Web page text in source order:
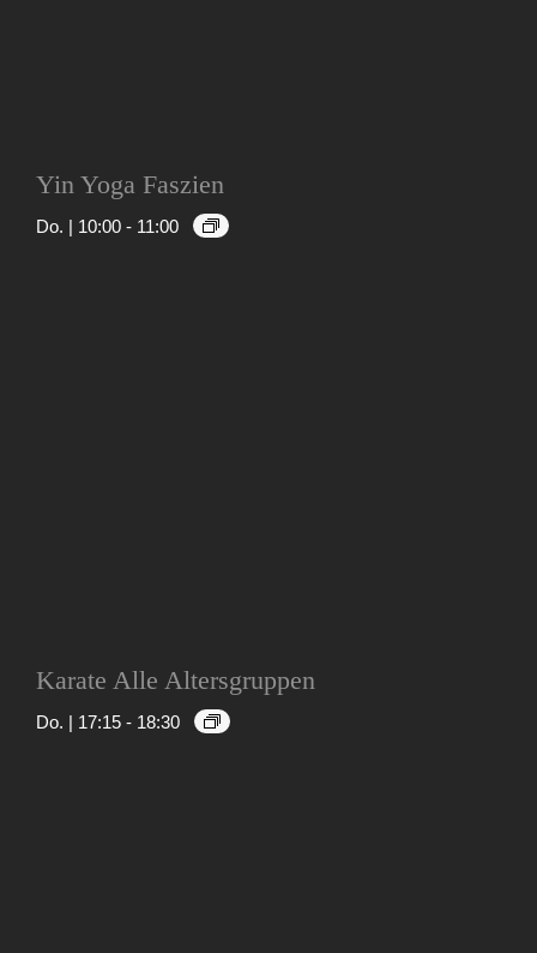
Yin Yoga Faszien
Do. | 10:00 - 11:00
Karate Alle Altersgruppen
Do. | 17:15 - 18:30